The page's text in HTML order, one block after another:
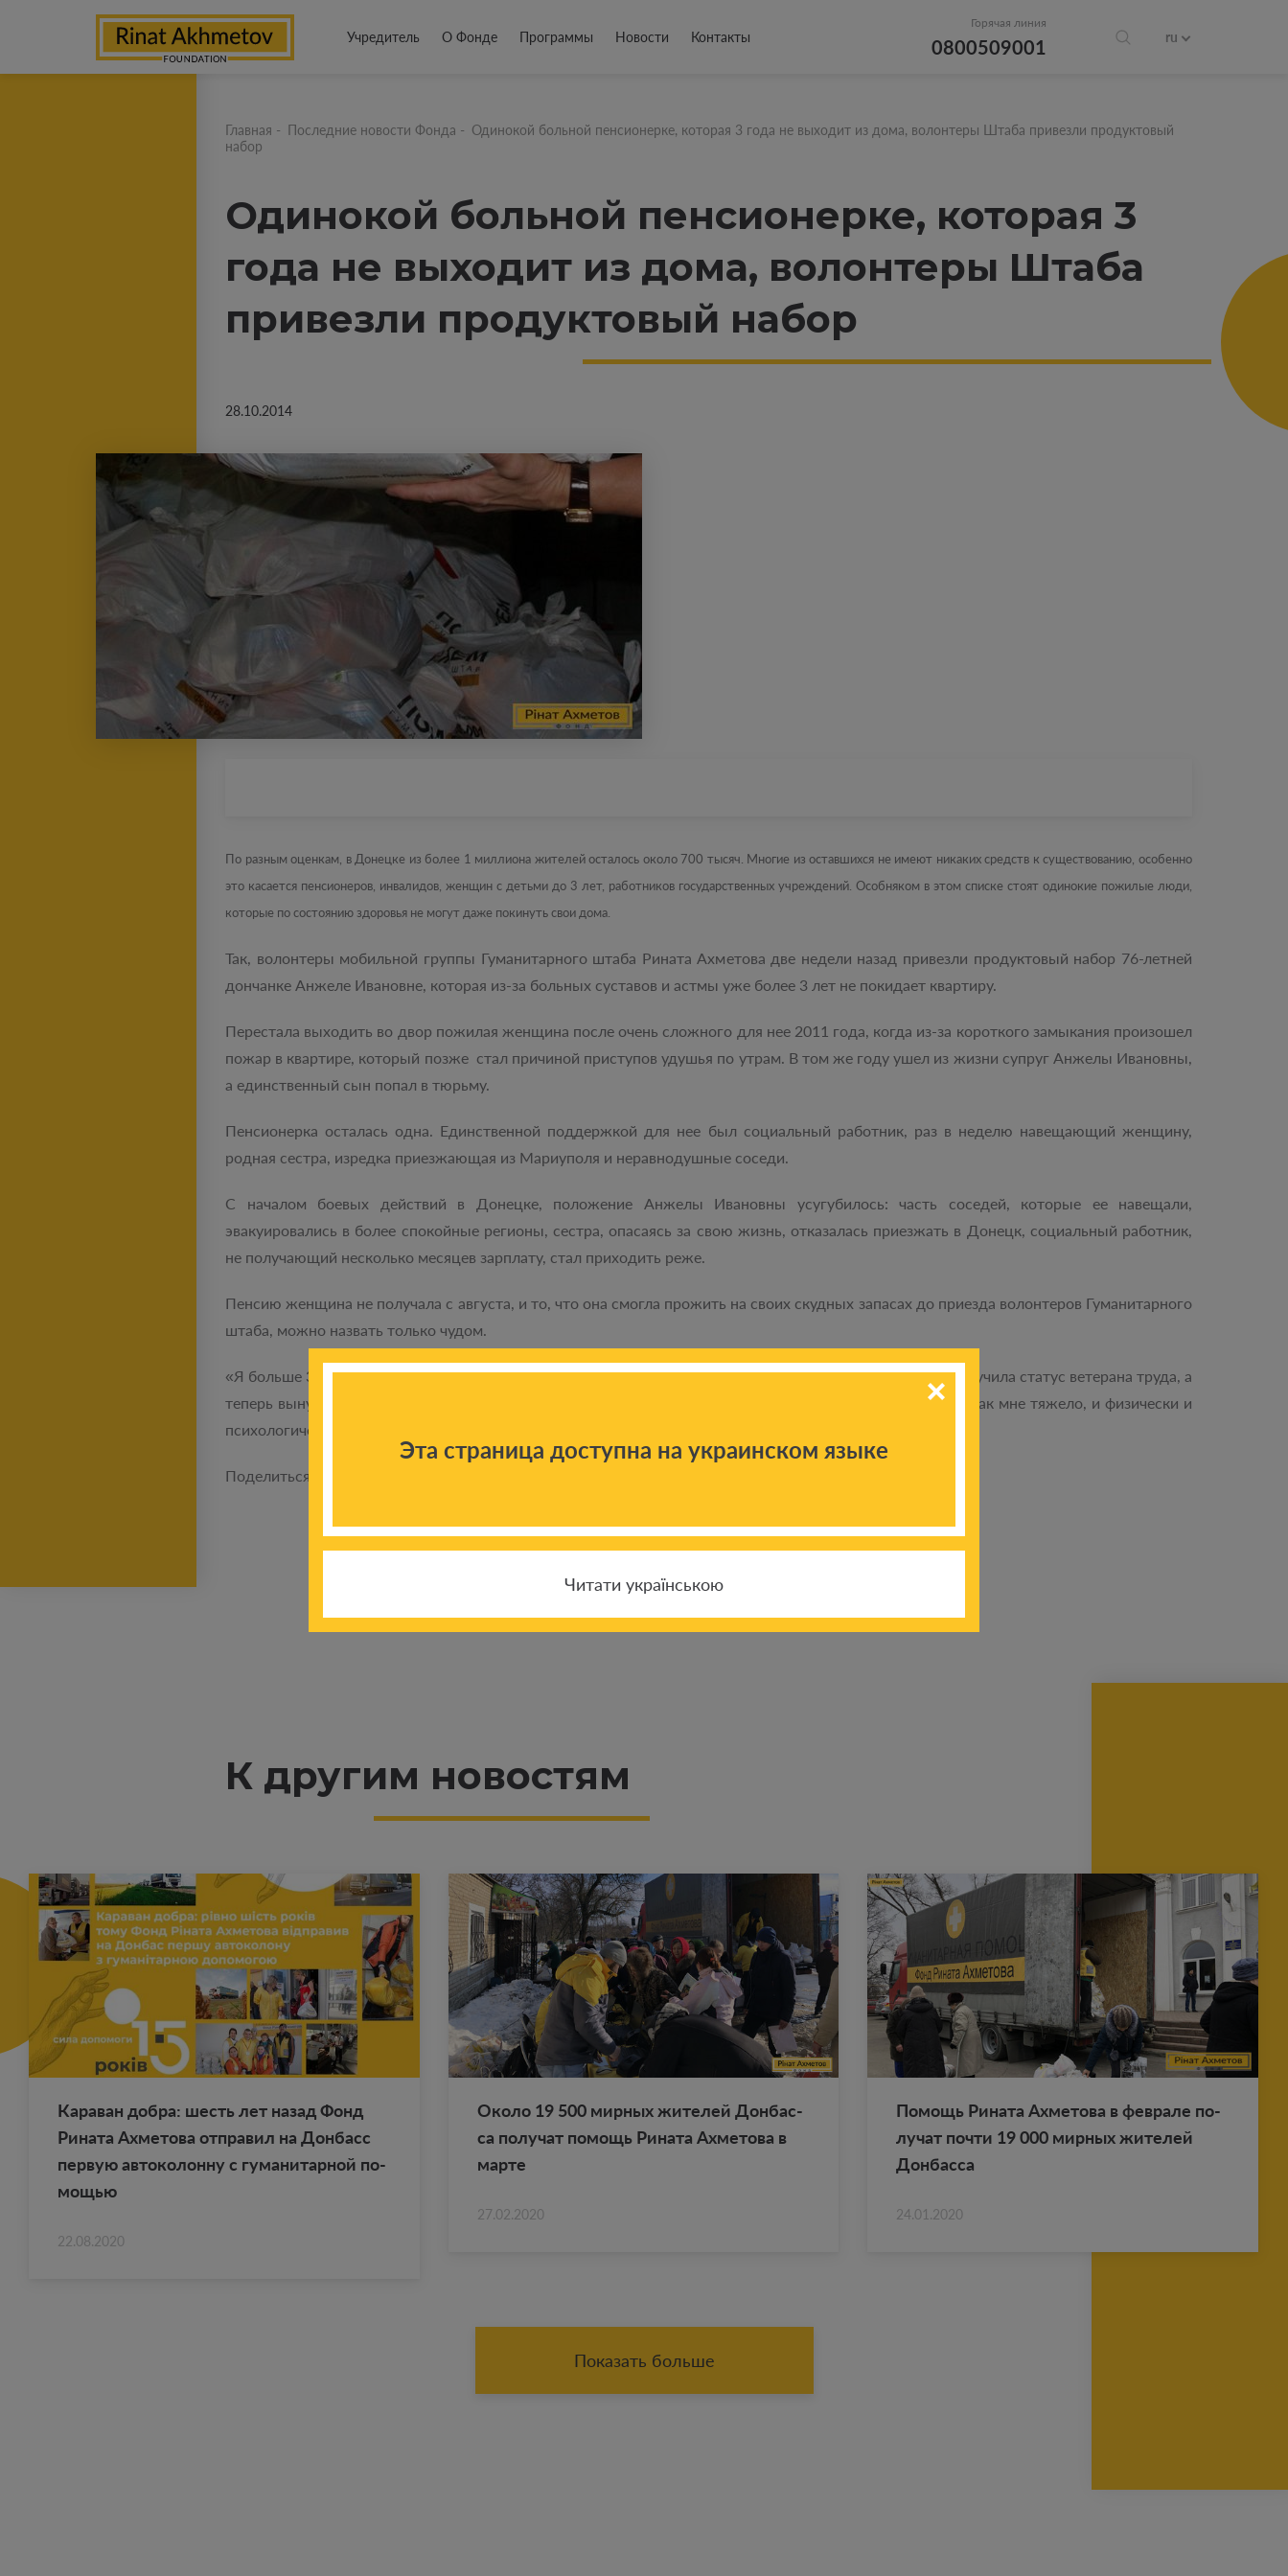
Учредитель О Фонде Программы Новости Контакты
Горячая линия
0800509001 ru
Главная - Последние новости Фонда - Одинокой больной пенсионерке, которая 3 года не выходит из дома, волонтеры Штаба привезли продуктовый
набор
Одинокой больной пенсионерке, которая 3
года не выходит из дома, волонтеры Штаба
привезли продуктовый набор
28.10.2014
По разным оценкам, в Донецке из более 1 миллиона жителей осталось около 700 тысяч. Многие из оставшихся не имеют никаких средств к существованию, особенно
это касается пенсионеров, инвалидов, женщин с детьми до 3 лет, работников государственных учреждений. Особняком в этом списке стоят одинокие пожилые люди,
которые по состоянию здоровья не могут даже покинуть свои дома.
Так, волонтеры мобильной группы Гуманитарного штаба Рината Ахметова две недели назад привезли продуктовый набор 76-летней
дончанке Анжеле Ивановне, которая из-за больных суставов и астмы уже более 3 лет не покидает квартиру.
Перестала выходить во двор пожилая женщина после очень сложного для нее 2011 года, когда из-за короткого замыкания произошел
пожар в квартире, который позже стал причиной приступов удушья по утрам. В том же году ушел из жизни супруг Анжелы Ивановны,
а единственный сын попал в тюрьму.
Пенсионерка осталась одна. Единственной поддержкой для нее был социальный работник, раз в неделю навещающий женщину,
родная сестра, изредка приезжающая из Мариуполя и неравнодушные соседи.
С началом боевых действий в Донецке, положение Анжелы Ивановны усугубилось: часть соседей, которые ее навещали,
эвакуировались в более спокойные регионы, сестра, опасаясь за свою жизнь, отказалась приезжать в Донецк, социальный работник,
не получающий несколько месяцев зарплату, стал приходить реже.
Пенсию женщина не получала с августа, и то, что она смогла прожить на своих скудных запасах до приезда волонтеров Гуманитарного
штаба, можно назвать только чудом.
«Я больше 35 лет проработала крановщицей в горячем цеху на Донецком металлургическом заводе, получила статус ветерана труда, а
теперь вынуждена просить еду у добрых людей, -
Не передать словами, как мне тяжело, и физически и
психологически. Спасибо, что не дали умереть от голода».
Поделиться новостью:
К другим новостям
Ка­ра­ван добра: шесть лет назад Фонд
Ри­на­та Ах­ме­то­ва от­пра­вил на Дон­басс
первую ав­то­ко­лон­ну с гу­ма­ни­тар­ной по­
мо­щью
22.08.2020
Около 19 500 мир­ных жи­те­лей Дон­бас­
са по­лу­чат по­мощь Ри­на­та Ах­ме­то­ва в
марте
27.02.2020
По­мощь Ри­на­та Ах­ме­то­ва в фев­ра­ле по­
лу­чат почти 19 000 мир­ных жи­те­лей
Дон­бас­са
24.01.2020
Показать больше
Эта страница доступна на украинском языке
Читати українською